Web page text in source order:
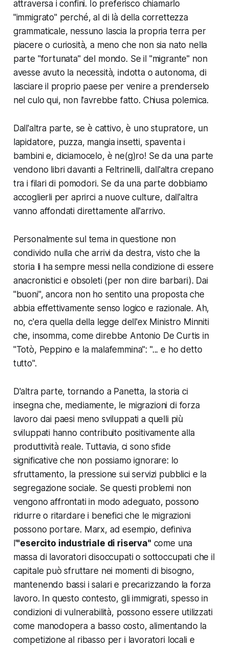
attraversa i confini. Io preferisco chiamarlo
"immigrato" perché, al di là della correttezza
grammaticale, nessuno lascia la propria terra per
piacere o curiosità, a meno che non sia nato nella
parte "fortunata" del mondo. Se il "migrante" non
avesse avuto la necessità, indotta o autonoma, di
lasciare il proprio paese per venire a prenderselo
nel culo qui, non l'avrebbe fatto. Chiusa polemica.
Dall'altra parte, se è cattivo, è uno stupratore, un
lapidatore, puzza, mangia insetti, spaventa i
bambini e, diciamocelo, è ne(g)ro! Se da una parte
vendono libri davanti a Feltrinelli, dall'altra crepano
tra i filari di pomodori. Se da una parte dobbiamo
accoglierli per aprirci a nuove culture, dall'altra
vanno affondati direttamente all'arrivo.
Personalmente sul tema in questione non
condivido nulla che arrivi da destra, visto che la
storia li ha sempre messi nella condizione di essere
anacronistici e obsoleti (per non dire barbari). Dai
"buoni", ancora non ho sentito una proposta che
abbia effettivamente senso logico e razionale. Ah,
no, c'era quella della legge dell'ex Ministro Minniti
che, insomma, come direbbe Antonio De Curtis in
"Totò, Peppino e la malafemmina": "... e ho detto
tutto".
D'altra parte, tornando a Panetta, la storia ci
insegna che, mediamente, le migrazioni di forza
lavoro dai paesi meno sviluppati a quelli più
sviluppati hanno contribuito positivamente alla
produttività reale. Tuttavia, ci sono sfide
significative che non possiamo ignorare: lo
sfruttamento, la pressione sui servizi pubblici e la
segregazione sociale. Se questi problemi non
vengono affrontati in modo adeguato, possono
ridurre o ritardare i benefici che le migrazioni
possono portare. Marx, ad esempio, definiva
l'"esercito industriale di riserva" come una
massa di lavoratori disoccupati o sottoccupati che il
capitale può sfruttare nei momenti di bisogno,
mantenendo bassi i salari e precarizzando la forza
lavoro. In questo contesto, gli immigrati, spesso in
condizioni di vulnerabilità, possono essere utilizzati
come manodopera a basso costo, alimentando la
competizione al ribasso per i lavoratori locali e